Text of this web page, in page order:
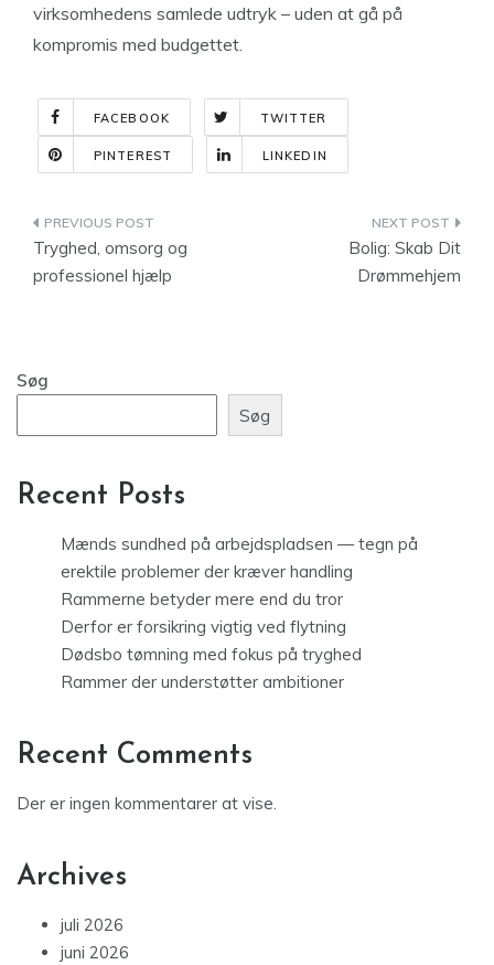
virksomhedens samlede udtryk – uden at gå på
kompromis med budgettet.
FACEBOOK TWITTER
PINTEREST LINKEDIN
Indlægsnavigation
Tryghed, omsorg og
professionel hjælp
Bolig: Skab Dit
Drømmehjem
Søg
Søg
Recent Posts
Mænds sundhed på arbejdspladsen — tegn på
erektile problemer der kræver handling
Rammerne betyder mere end du tror
Derfor er forsikring vigtig ved flytning
Dødsbo tømning med fokus på tryghed
Rammer der understøtter ambitioner
Recent Comments
Der er ingen kommentarer at vise.
Archives
juli 2026
juni 2026